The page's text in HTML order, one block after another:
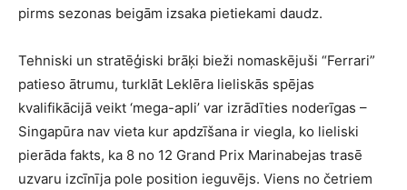
pirms sezonas beigām izsaka pietiekami daudz.
Tehniski un stratēģiski brāķi bieži nomaskējuši “Ferrari”
patieso ātrumu, turklāt Leklēra lieliskās spējas
kvalifikācijā veikt ‘mega-apli’ var izrādīties noderīgas –
Singapūra nav vieta kur apdzīšana ir viegla, ko lieliski
pierāda fakts, ka 8 no 12 Grand Prix Marinabejas trasē
uzvaru izcīnīja pole position ieguvējs. Viens no četriem